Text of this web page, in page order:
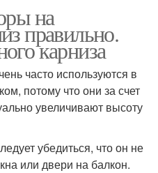
на
правильно.
карниза
часто используются в
потому что они за счет
увеличивают высоту
убедиться, что он не
или двери на балкон.